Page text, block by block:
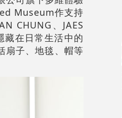
Museum作支持
CHUNG、JAES
藏在日常生活中的
扇子、地毯、帽等